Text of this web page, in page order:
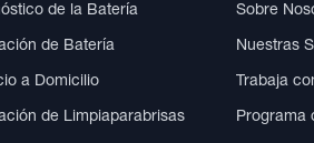
de la Batería
de Batería
a Domicilio
de Limpiaparabrisas
Sobre
Nuestras
Trabaja
Programa